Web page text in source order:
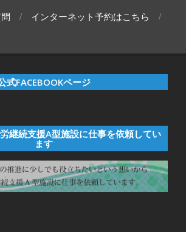
インターネット予約はこちら
式FACEBOOKページ
継続支援A型施設に仕事を依頼してい
ます